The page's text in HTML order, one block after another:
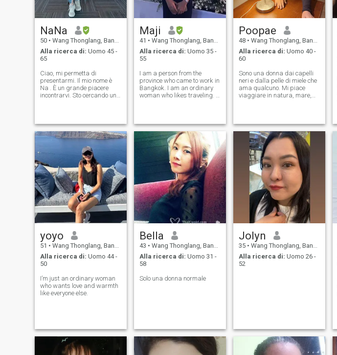
NaNa
50 • Wang Thonglang, Bangkok, Thailandia
Alla ricerca di: Uomo 45 -
65
Ciao, mi permetta di
presentarmi. Il mio nome è
Na . È un grande piacere
incontrarvi. Sto cercando un
gentile e ama come sono. Non
sono qui per s*x online, ma
sto cercando un vero amore e
non mi piace un uomo che sia
anche un giocatore. Per me,
non sono un giocatore. Bevo
occasionalmente e non fumo,
e non gioco il gioco
d'azzardo. Sono solo una
persona facile che ama
aiutare tutte le persone,
ottimista, gentile, affettuosa
per la salute, allegra,
creativo, attento, onesto,
umoristico, attivo. Sono una
persona onesta, per questo
motivo cerco un ragazzo
onesto anche con me. Grazie
per aver letto il mio profilo.
amichevole e sono bravo con
tutti. Se vuoi conoscermi
meglio, inviami un
Maji
41 • Wang Thonglang, Bangkok, Thailandia
Alla ricerca di: Uomo 35 -
55
I am a person from the
province who came to work in
Bangkok. I am an ordinary
woman who likes traveling. I
and sell vegetables. I go
home once a month to visit
my family.
Poopae
48 • Wang Thonglang, Bangkok, Thailandia
Alla ricerca di: Uomo 40 -
60
Sono una donna dai capelli
neri e dalla pelle di miele che
ama qualcuno. Mi piace
viaggiare in natura, mare,
rende felice te.
yoyo
51 • Wang Thonglang, Bangkok, Thailandia
Alla ricerca di: Uomo 44 -
50
I’m just an ordinary woman
who wants love and warmth
like everyone else.
Bella
43 • Wang Thonglang, Bangkok, Thailandia
Alla ricerca di: Uomo 31 -
58
Solo una donna normale
Jolyn
35 • Wang Thonglang, Bangkok, Thailandia
Alla ricerca di: Uomo 26 -
52